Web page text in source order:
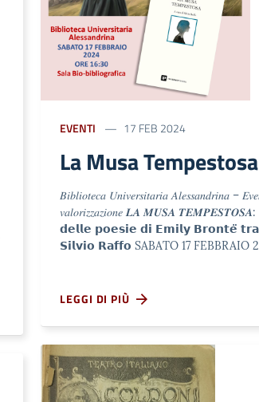
EVENTI 17 FEB 2024
La Musa Tempestosa
𝐵𝑖𝑏𝑙𝑖𝑜𝑡𝑒𝑐𝑎 𝑈𝑛𝑖𝑣𝑒𝑟𝑠𝑖𝑡𝑎𝑟𝑖𝑎 𝐴𝑙𝑒𝑠𝑠𝑎𝑛𝑑𝑟𝑖𝑛𝑎 –
𝑣𝑎𝑙𝑜𝑟𝑖𝑧𝑧𝑎𝑧𝑖𝑜𝑛𝑒 𝑳𝑨 𝑴𝑼𝑺𝑨
𝗱𝗲𝗹𝗹𝗲 𝗽𝗼𝗲𝘀𝗶𝗲 𝗱𝗶 𝗘𝗺𝗶𝗹𝘆 𝗕𝗿𝗼𝗻𝘁𝗲̈
𝗦𝗶𝗹𝘃𝗶𝗼 𝗥𝗮𝗳𝗳𝗼 SABATO 17 FEBBRAIO
LEGGI DI PIÙ